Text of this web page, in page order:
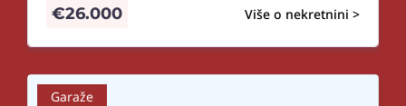
Više o nekretnini >
€26.000
Garaže